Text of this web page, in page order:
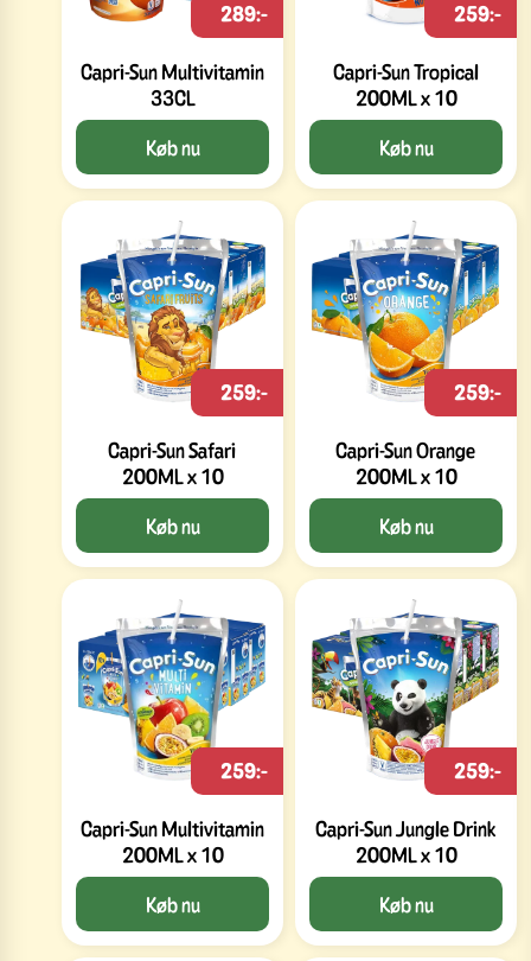
Capri-Sun Multivitamin
33CL
289:-
Køb nu
Capri-Sun Tropical
200ML x 10
259:-
Køb nu
Capri-Sun Safari
200ML x 10
259:-
Køb nu
Capri-Sun Orange
200ML x 10
259:-
Køb nu
Capri-Sun Multivitamin
200ML x 10
259:-
Køb nu
Capri-Sun Jungle Drink
200ML x 10
259:-
Køb nu